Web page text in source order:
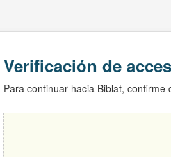
Verificación de
Para continuar hacia Biblat,